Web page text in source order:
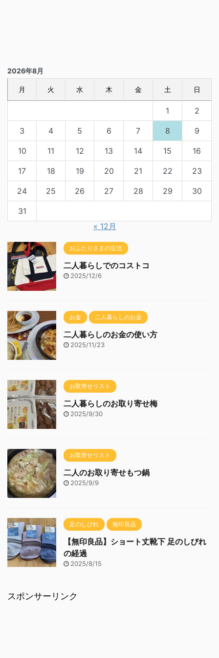
2026年8月
月 火 水 木 金 土 日
1 2
3 4 5 6 7 8 9
10 11 12 13 14 15 16
17 18 19 20 21 22 23
24 25 26 27 28 29 30
31
« 12月
おふたりさまの生活
二人暮らしでのコストコ
2025/12/6
お金 二人暮らしのお金
二人暮らしのお金の使い方
2025/11/23
お取寄せリスト
二人暮らしのお取り寄せ梅
2025/9/30
お取寄せリスト
二人のお取り寄せもつ鍋
2025/9/9
足のしびれ 無印良品
【無印良品】ショート丈靴下 足のしびれ
の経過
2025/8/15
スポンサーリンク